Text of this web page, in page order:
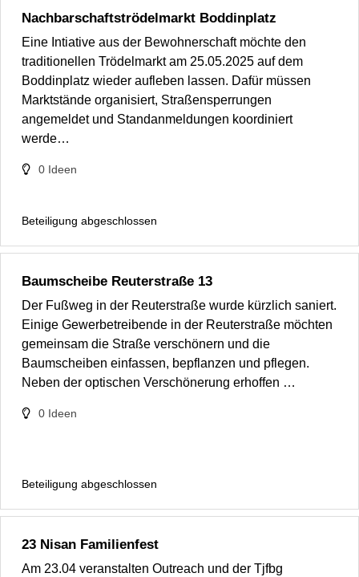
Nachbarschaftströdelmarkt Boddinplatz
Eine Intiative aus der Bewohnerschaft möchte den
traditionellen Trödelmarkt am 25.05.2025 auf dem
Boddinplatz wieder aufleben lassen. Dafür müssen
Marktstände organisiert, Straßensperrungen
angemeldet und Standanmeldungen koordiniert
werde…
0 Ideen
Beteiligung abgeschlossen
Baumscheibe Reuterstraße 13
Der Fußweg in der Reuterstraße wurde kürzlich saniert.
Einige Gewerbetreibende in der Reuterstraße möchten
gemeinsam die Straße verschönern und die
Baumscheiben einfassen, bepflanzen und pflegen.
Neben der optischen Verschönerung erhoffen …
0 Ideen
Beteiligung abgeschlossen
23 Nisan Familienfest
Am 23.04 veranstalten Outreach und der Tjfbg